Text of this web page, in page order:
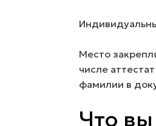
Место
числе
фамилии в
Что